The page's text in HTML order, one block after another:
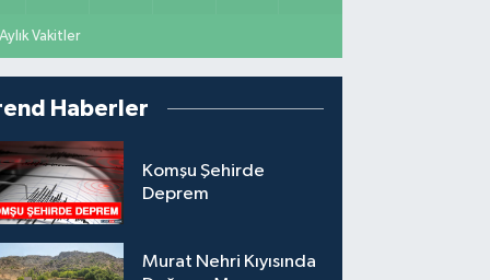
Aylık Vakitler
Haberler
Komşu Şehirde
Deprem
Murat Nehri Kıyısında